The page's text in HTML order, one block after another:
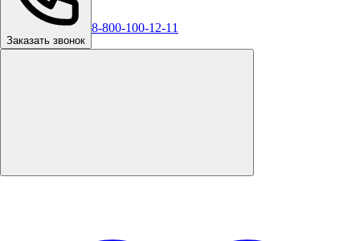
Заказать звонок
8-800-100-12-11